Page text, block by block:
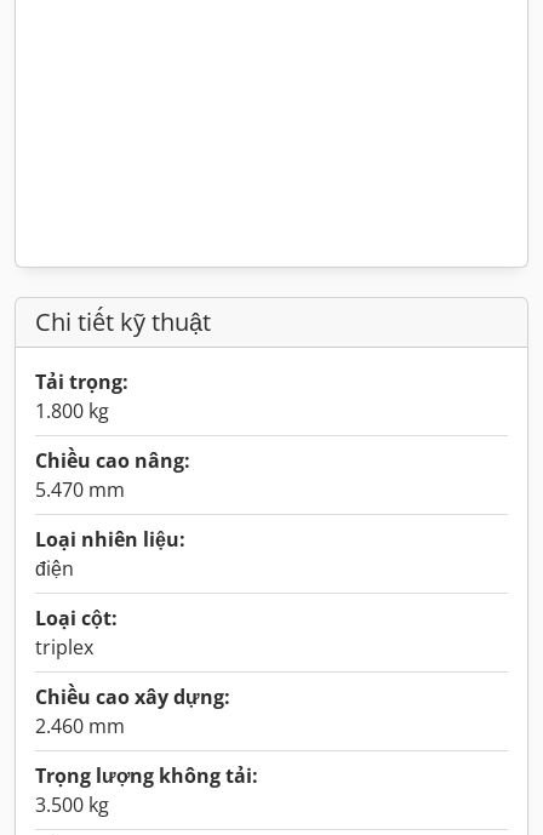
Chi tiết kỹ thuật
Tải trọng:
1.800 kg
Chiều cao nâng:
5.470 mm
Loại nhiên liệu:
điện
Loại cột:
triplex
Chiều cao xây dựng:
2.460 mm
Trọng lượng không tải:
3.500 kg